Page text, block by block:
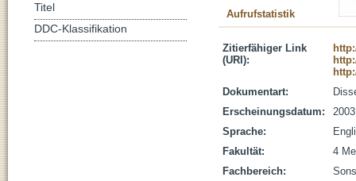
Aufrufstatistik
Zitierfähiger Link
(URI):
Dokumentart:
Erscheinungsdatum:
2003
Sprache:
Fakultät:
4
Fachbereich:
Titel
DDC-Klassifikation